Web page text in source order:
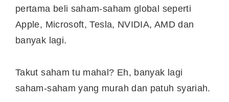
pertama beli saham-saham global seperti
Apple, Microsoft, Tesla, NVIDIA, AMD dan
banyak lagi.
Takut saham tu mahal? Eh, banyak lagi
saham-saham yang murah dan patuh syariah.